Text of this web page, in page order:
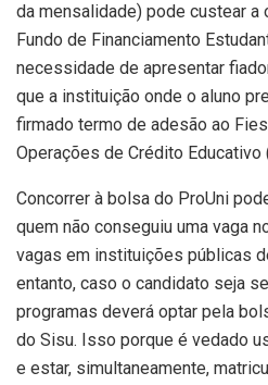
da mensalidade) pode custear a
Fundo de Financiamento
necessidade de apresentar
que a instituição onde o aluno
firmado termo de adesão ao
Operações de Crédito Educativo
Concorrer à bolsa do ProUni
quem não conseguiu uma vaga
vagas em instituições públicas
entanto, caso o candidato seja
programas deverá optar pela
do Sisu. Isso porque é vedado
e estar, simultaneamente,